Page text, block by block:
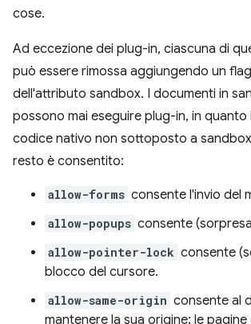
cose.
Ad eccezione dei plug-in, ciascuna di
può essere rimossa aggiungendo un
dell'attributo sandbox. I documenti in
possono mai eseguire plug-in, in quanto
codice nativo non sottoposto a
resto è consentito:
allow-forms consente l'invio del
allow-popups consente
allow-pointer-lock consente
blocco del cursore.
allow-same-origin consente al
mantenere la sua origine; le